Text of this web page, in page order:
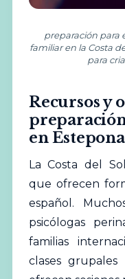
preparación para
familiar en la Costa
para
Recursos y
en Estepona
La Costa del
que ofrecen
español.
psicólogas
familias
clases